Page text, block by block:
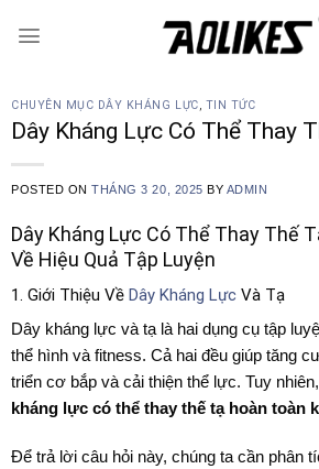
CHUYÊN MỤC DÂY KHÁNG LỰC, TIN TỨC
Dây Kháng Lực Có Thể Thay
POSTED ONTHÁNG 3 20, 2025 BY ADMIN
Dây Kháng Lực Có Thể Thay Thế
Về Hiệu Quả Tập Luyện
1. Giới Thiệu Về Dây Kháng Lực Và Tạ
Dây kháng lực và tạ là hai dụng cụ tập
thể hình và fitness. Cả hai đều giúp tăng
triển cơ bắp và cải thiện thể lực. Tuy
kháng lực có thể thay thế tạ hoàn toàn
Để trả lời câu hỏi này, chúng ta cần phân